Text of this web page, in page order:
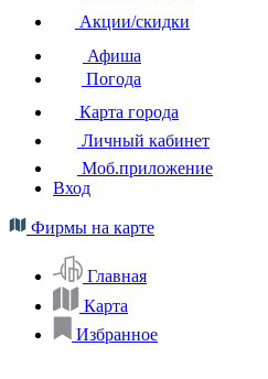
Акции/скидки
Афиша
Погода
Карта города
Личный кабинет
Моб.приложение
Вход
Фирмы на карте
Главная
Карта
Избранное